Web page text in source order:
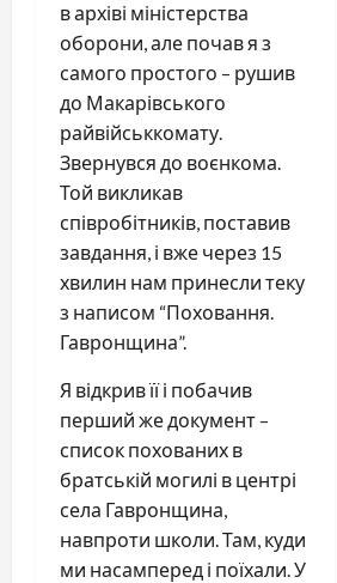
в архіві міністерства
оборони, але почав я з
самого простого – рушив
до Макарівського
райвійськкомату.
Звернувся до воєнкома.
Той викликав
співробітників, поставив
завдання, і вже через 15
хвилин нам принесли теку
з написом “Поховання.
Гавронщина”.
Я відкрив її і побачив
перший же документ –
список похованих в
братській могилі в центрі
села Гавронщина,
навпроти школи. Там, куди
ми насамперед і поїхали. У